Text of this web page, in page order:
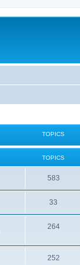
TOPICS
TOPICS
583T
o
s
33
o
i
264T
p
252T